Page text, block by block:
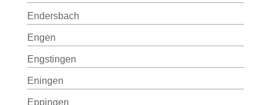
Endersbach
Engen
Engstingen
Eningen
Eppingen